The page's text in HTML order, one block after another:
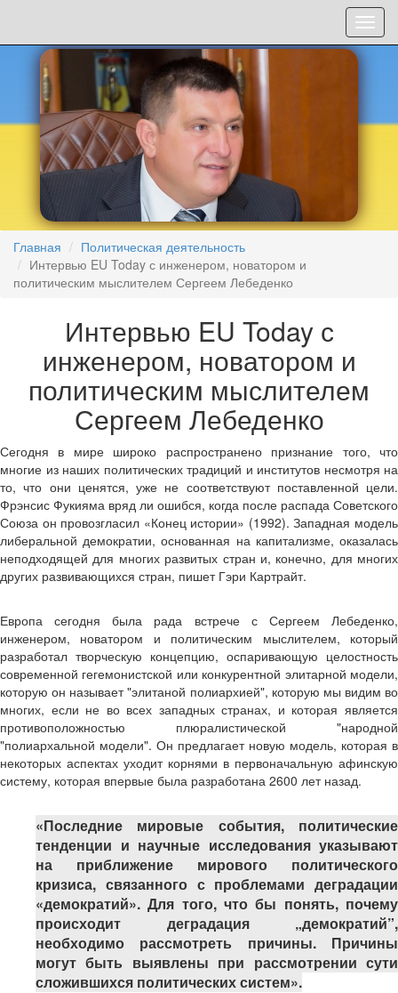
Меню
Главная
Политическая деятельность
Интервью EU Today с инженером, новатором и
политическим мыслителем Сергеем Лебеденко
Интервью EU Today с
инженером, новатором и
политическим мыслителем
Сергеем Лебеденко
Сегодня в мире широко распространено признание того, что
многие из наших политических традиций и институтов несмотря на
то, что они ценятся, уже не соответствуют поставленной цели.
Фрэнсис Фукияма вряд ли ошибся, когда после распада Советского
Союза он провозгласил «Конец истории» (1992). Западная модель
либеральной демократии, основанная на капитализме, оказалась
неподходящей для многих развитых стран и, конечно, для многих
других развивающихся стран, пишет Гэри Картрайт.
Европа сегодня была рада встрече с Сергеем Лебеденко,
инженером, новатором и политическим мыслителем, который
разработал творческую концепцию, оспаривающую целостность
современной гегемонистской или конкурентной элитарной модели,
которую он называет "элитаной полиархией", которую мы видим во
многих, если не во всех западных странах, и которая является
противоположностью плюралистической "народной
"полиархальной модели". Он предлагает новую модель, которая в
некоторых аспектах уходит корнями в первоначальную афинскую
систему, которая впервые была разработана 2600 лет назад.
«Последние мировые события, политические
тенденции и научные исследования указывают
на приближение мирового политического
кризиса, связанного с проблемами деградации
«демократий». Для того, что бы понять, почему
происходит деградация „демократий”,
необходимо рассмотреть причины. Причины
могут быть выявлены при рассмотрении сути
сложившихся политических систем».